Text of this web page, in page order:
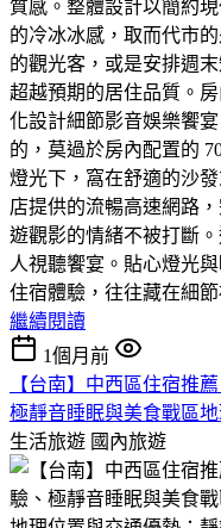
質感。​整體設計以簡約
的冷冰冰感，取而代市
的觀光客，或是安排週
超越預期的居住品質。
化設計細節​影音娛樂饗
的，莫過於房內配置的
燈光下，窩在舒適的沙
店提供的流暢高速網路
遊觀影的情緒不被打斷
人視聽饗宴。​貼心燈光
住宿體驗，往往藏在細節
繼續閱讀
1個月前
【台南】中西區住宿推
極靜音睡眠與美食戰區
生活旅遊 國內旅遊